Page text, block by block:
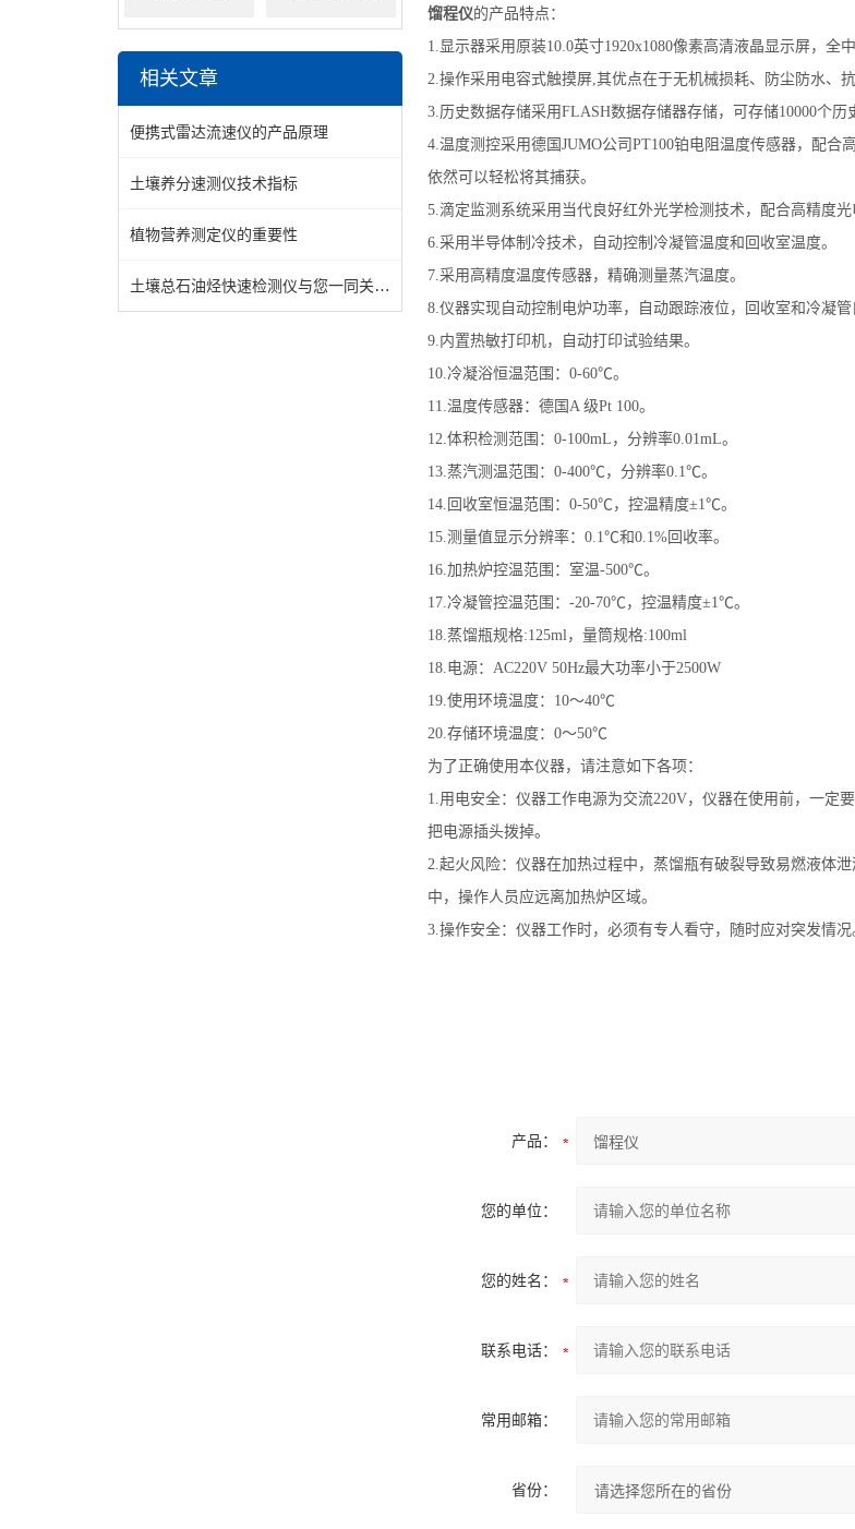
相关文章
便携式雷达流速仪的产品原理
土壤养分速测仪技术指标
植物营养测定仪的重要性
土壤总石油烃快速检测仪与您一同关注土壤健康
馏程仪的产品特点：
1.显示器采用原装10.0英寸1920x1080像素高清液晶显示屏，全
2.操作采用电容式触摸屏,其优点在于无机械损耗、防尘防水、
3.历史数据存储采用FLASH数据存储器存储，可存储10000个历
4.温度测控采用德国JUMO公司PT100铂电阻温度传感器，配
依然可以轻松将其捕获。
5.滴定监测系统采用当代良好红外光学检测技术，配合高精度
6.采用半导体制冷技术，自动控制冷凝管温度和回收室温度。
7.采用高精度温度传感器，精确测量蒸汽温度。
8.仪器实现自动控制电炉功率，自动跟踪液位，回收室和冷凝管
9.内置热敏打印机，自动打印试验结果。
10.冷凝浴恒温范围：0-60℃。
11.温度传感器：德国A 级Pt 100。
12.体积检测范围：0-100mL，分辨率0.01mL。
13.蒸汽测温范围：0-400℃，分辨率0.1℃。
14.回收室恒温范围：0-50℃，控温精度±1℃。
15.测量值显示分辨率：0.1℃和0.1%回收率。
16.加热炉控温范围：室温-500℃。
17.冷凝管控温范围：-20-70℃，控温精度±1℃。
18.蒸馏瓶规格:125ml，量筒规格:100ml
18.电源：AC220V 50Hz最大功率小于2500W
19.使用环境温度：10～40℃
20.存储环境温度：0～50℃
为了正确使用本仪器，请注意如下各项：
1.用电安全：仪器工作电源为交流220V，仪器在使用前，一定
把电源插头拨掉。
2.起火风险：仪器在加热过程中，蒸馏瓶有破裂导致易燃液体
中，操作人员应远离加热炉区域。
3.操作安全：仪器工作时，必须有专人看守，随时应对突发情况
产品：
您的单位：
您的姓名：
联系电话：
常用邮箱：
省份：